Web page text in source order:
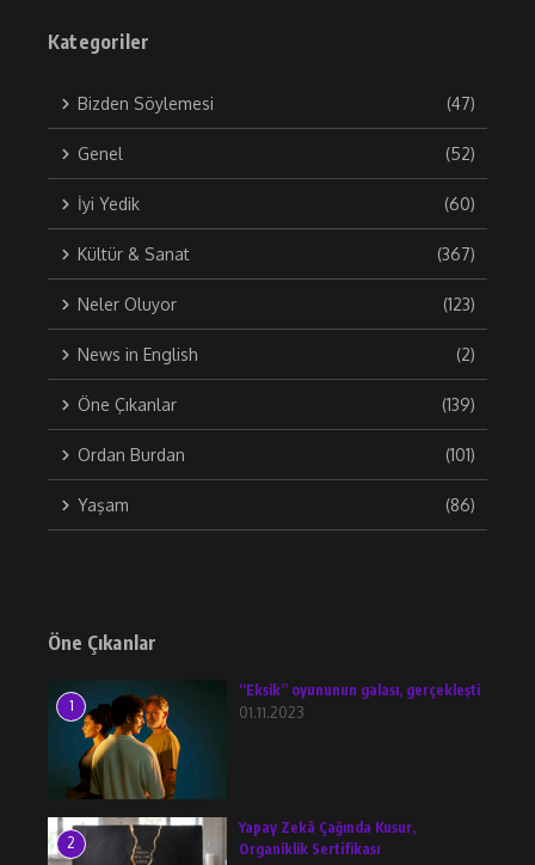
Kategoriler
Bizden Söylemesi (47)
Genel (52)
İyi Yedik (60)
Kültür & Sanat (367)
Neler Oluyor (123)
News in English (2)
Öne Çıkanlar (139)
Ordan Burdan (101)
Yaşam (86)
Öne Çıkanlar
1
“Eksik” oyununun galası, gerçekleşti
01.11.2023
2
Yapay Zekâ Çağında Kusur,
Organiklik Sertifikası